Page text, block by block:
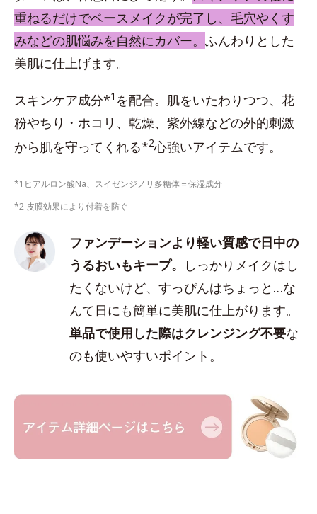
重ねるだけでベースメイクが完了し、毛穴やくす
みなどの肌悩みを自然にカバー。 ふんわりとした
美肌に仕上げます。
スキンケア成分*1 を配合。肌をいたわりつつ、花
粉やちり・ホコリ、乾燥、紫外線などの外的刺激
から肌を守ってくれる*2心強いアイテムです。
*1ヒアルロン酸Na、スイゼンジノリ多糖体＝保湿成分
*2 皮膜効果により付着を防ぐ
ファンデーションより軽い質感で日中の
うるおいもキープ。
しっかりメイクはし
たくないけど、すっぴんはちょっと…な
んて日にも簡単に美肌に仕上がります。
単品で使用した際はクレンジング不要な
のも使いやすいポイント。